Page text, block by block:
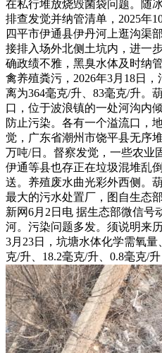
在私行堆放烧毁菌袋问题。随
排查发觉并纳管清单，2025年
四平市伊通县伊丹河上逛沟渠
接排入场外北侧土坑内，进一
确政绩不雅，黑臭水体及时纳
禽养殖粪污，2026年3月18日
离为364毫克/升、83毫克/升。
口，位于波浪镇的一处河沟内
防止污染。各有一个溢流口，
觉，广东省潮州市饶平县无序
万吨/日。督察发觉，一些农业
伊通等县也存正在垃圾混堆乱
送。养殖废水曲光彩外西侧。
最大的污水处置厂，图自生态
新网6月2日电 据生态部微信号
河。污染问题多发。须说明来
3月23日，坑塘水体化学需氧
克/升、18.2毫克/升、0.8毫克/升